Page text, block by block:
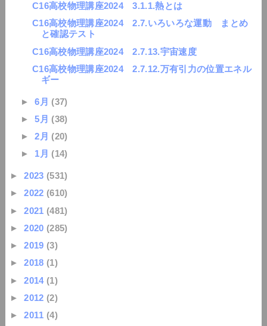
C16高校物理講座2024 3.1.1.熱とは
C16高校物理講座2024 2.7.いろいろな運動 まとめ
と確認テスト
C16高校物理講座2024 2.7.13.宇宙速度
C16高校物理講座2024 2.7.12.万有引力の位置エネル
ギー
►6月 (37)
►5月 (38)
►2月 (20)
► 1月 (14)
►2023 (531)
►2022 (610)
►2021 (481)
►2020 (285)
►2019 (3)
►2018 (1)
►2014 (1)
►2012 (2)
►2011 (4)